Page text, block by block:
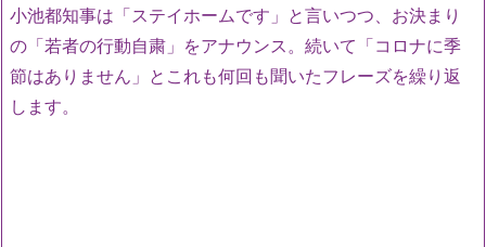
小池都知事は「ステイホームです」と言いつつ、お決まり
の「若者の行動自粛」をアナウンス。続いて「コロナに季
節はありません」とこれも何回も聞いたフレーズを繰り返
します。